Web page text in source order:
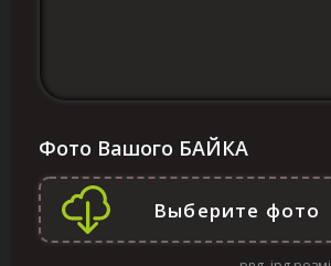
Фото Вашого БАЙКА